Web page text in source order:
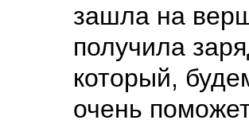
зашла на
получила
который,
очень